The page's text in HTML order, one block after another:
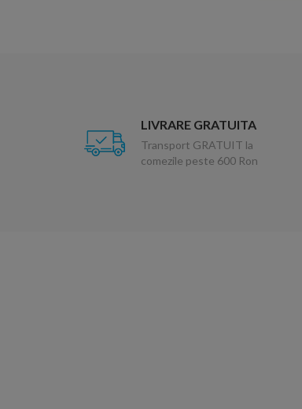
LIVRARE GRATUITA
Transport GRATUIT la
comezile peste 600 Ron